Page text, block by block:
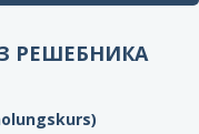
РЕШЕБНИКА